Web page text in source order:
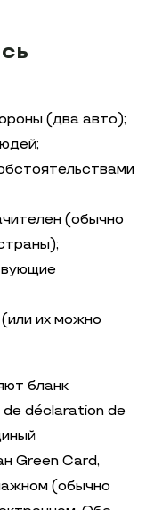
(два авто);
(обычно
их можно
бланк
déclaration de
Green Card,
(обычно